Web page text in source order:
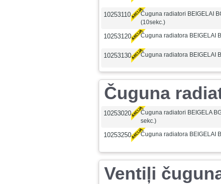
10253110
Čuguna radiatori BEIGELAI
(10sekc.)
10253120 Čuguna radiatora BEIGELAI
10253130 Čuguna radiatora BEIGELAI
Čuguna
10253020
Čuguna radiatori BEIGELA
sekc.)
10253250 Čuguna radiatora BEIGELAI
Ventiļi